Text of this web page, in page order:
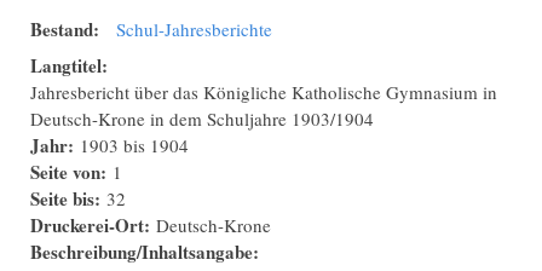
Bestand: Schul-Jahresberichte
Langtitel:
Jahresbericht über das Königliche Katholische Gymnasium in
Deutsch-Krone in dem Schuljahre 1903/1904
Jahr: 1903 bis 1904
Seite von: 1
Seite bis: 32
Druckerei-Ort: Deutsch-Krone
Beschreibung/Inhaltsangabe: